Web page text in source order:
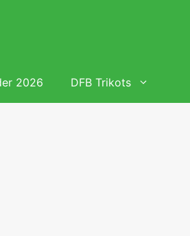
2026 DFB Trikots